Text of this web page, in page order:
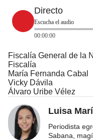
Directo
Escucha el audio
00:00:00
Fiscalía General de la
Fiscalía
María Fernanda Cabal
Vicky Dávila
Álvaro Uribe Vélez
Luisa
Periodista
Sabana,